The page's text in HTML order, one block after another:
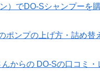
）でDO-Sシャンプーを
ポンプの上げ方・詰め替
からの DO-Sの口コミ・